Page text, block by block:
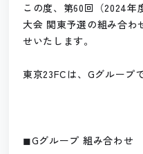
この度、第60回（2024
大会 関東予選の組み合わ
せいたします。
東京23FCは、Gグループ
◼︎Gグループ 組み合わせ